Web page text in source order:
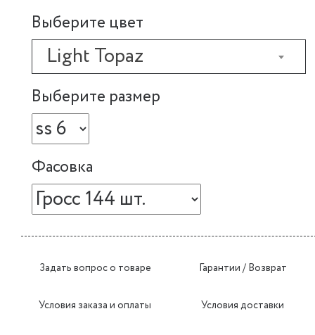
Выберите цвет
Light Topaz
Выберите размер
Фасовка
Задать вопрос о товаре Гарантии / Возврат
Условия заказа и оплаты Условия доставки